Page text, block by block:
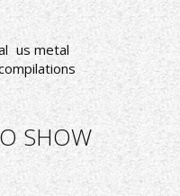
us metal
SHOW